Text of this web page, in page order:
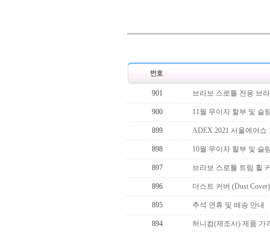
901 브라보 스로틀 전용 브
900 11월 무이자 할부 및 슬
899 ADEX 2021 서울에어
898 10월 무이자 할부 및 슬
897 브라보 스로틀 트림 휠
896 더스트 커버 (Dust
895 추석 연휴 및 배송 안내
894 허니컴(제조사) 제품 가